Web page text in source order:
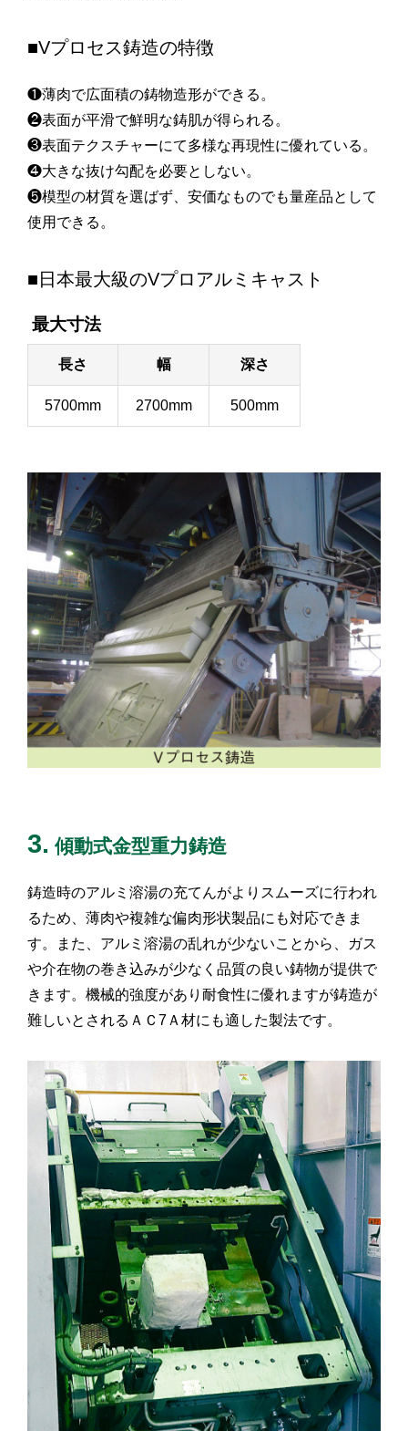
■Vプロセス鋳造の特徴
❶薄肉で広面積の鋳物造形ができる。
❷表面が平滑で鮮明な鋳肌が得られる。
❸表面テクスチャーにて多様な再現性に優れている。
❹大きな抜け勾配を必要としない。
❺模型の材質を選ばず、安価なものでも量産品として
使用できる。
■日本最大級のVプロアルミキャスト
最大寸法
長さ 幅 深さ
5700mm 2700mm 500mm
3. 傾動式金型重力鋳造
鋳造時のアルミ溶湯の充てんがよりスムーズに行われ
るため、薄肉や複雑な偏肉形状製品にも対応できま
す。また、アルミ溶湯の乱れが少ないことから、ガス
や介在物の巻き込みが少なく品質の良い鋳物が提供で
きます。機械的強度があり耐食性に優れますが鋳造が
難しいとされるＡＣ7Ａ材にも適した製法です。